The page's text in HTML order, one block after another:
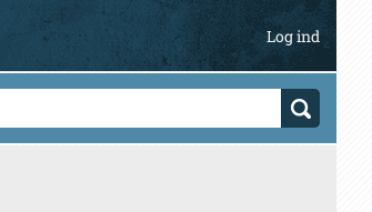
Log ind